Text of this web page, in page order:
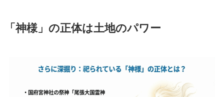
「神様」の正体は土地のパワー